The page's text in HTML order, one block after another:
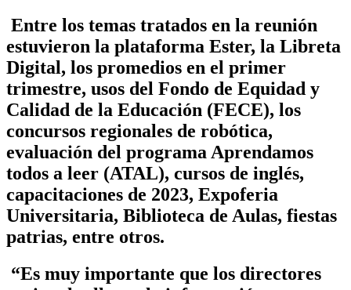
Entre los temas tratados en la reunión
estuvieron la plataforma Ester, la Libreta
Digital, los promedios en el primer
trimestre, usos del Fondo de Equidad y
Calidad de la Educación (FECE), los
concursos regionales de robótica,
evaluación del programa Aprendamos
todos a leer (ATAL), cursos de inglés,
capacitaciones de 2023, Expoferia
Universitaria, Biblioteca de Aulas, fiestas
patrias, entre otros.
“Es muy importante que los directores